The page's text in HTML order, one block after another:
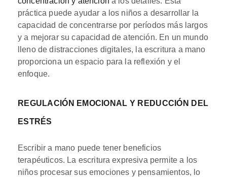
práctica puede ayudar a los niños a desarrollar la
capacidad de concentrarse por períodos más largos
y a mejorar su capacidad de atención. En un mundo
lleno de distracciones digitales, la escritura a mano
proporciona un espacio para la reflexión y el
enfoque.
REGULACIÓN EMOCIONAL Y REDUCCIÓN DEL
ESTRÉS
Escribir a mano puede tener beneficios
terapéuticos. La escritura expresiva permite a los
niños procesar sus emociones y pensamientos, lo